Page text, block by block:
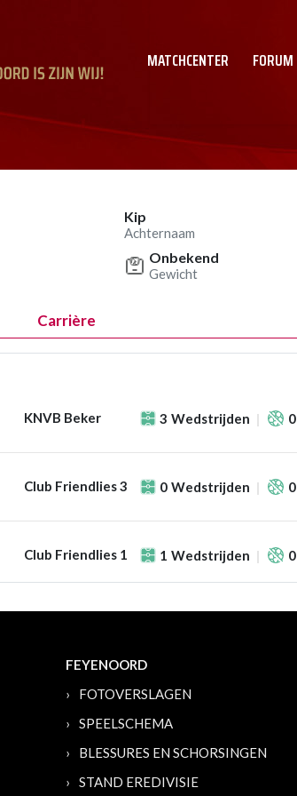
MATCHCENTER FORUM
Kip
Achternaam
Onbekend
Gewicht
Carrière
KNVB Beker 3 Wedstrijden 0
Club Friendlies 3 0 Wedstrijden 0
Club Friendlies 1 1 Wedstrijden 0
FEYENOORD
FOTOVERSLAGEN
SPEELSCHEMA
BLESSURES EN SCHORSINGEN
STAND EREDIVISIE